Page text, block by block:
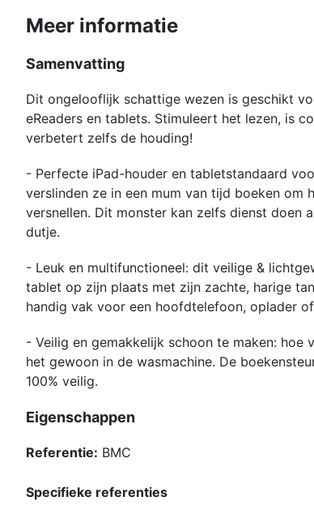
Meer informatie
Samenvatting
Dit ongelooflijk schattige wezen is geschikt
eReaders en tablets. Stimuleert het lezen, is
verbetert zelfs de houding!
- Perfecte iPad-houder en tabletstandaard
verslinden ze in een mum van tijd boeken om
versnellen. Dit monster kan zelfs dienst doen
dutje.
- Leuk en multifunctioneel: dit veilige &
tablet op zijn plaats met zijn zachte, harige
handig vak voor een hoofdtelefoon, oplader
- Veilig en gemakkelijk schoon te maken: hoe
het gewoon in de wasmachine. De
100% veilig.
Eigenschappen
Referentie: BMC
Specifieke referenties